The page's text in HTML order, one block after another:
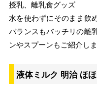
授乳、離乳食グッズ
水を使わずにそのまま飲
バランスもバッチリの離
ンやスプーンもご紹介しま
液体ミルク 明治 ほ